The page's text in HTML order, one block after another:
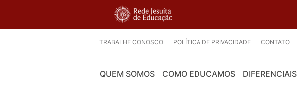
TRABALHE CONOSCO POLÍTICA DE PRIVACIDADE CONTATO
QUEM SOMOS COMO EDUCAMOS DIFERENCIAIS